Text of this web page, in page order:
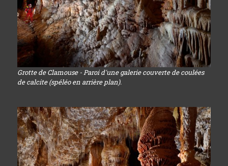
Grotte de Clamouse - Paroi d'une galerie couverte de coulées
de calcite (spéléo en arrière plan).